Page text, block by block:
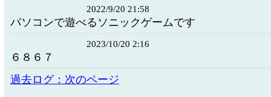
2022/9/20 21:58
パソコンで遊べるソニックゲームです
2023/10/20 2:16
６８６７
過去ログ：次のページ